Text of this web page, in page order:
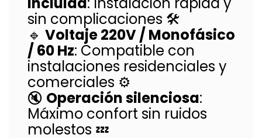
sin complicaciones 🛠️
🔹 Voltaje 220V / Monofásico
/ 60 Hz: Compatible con
instalaciones residenciales y
comerciales ⚙️
🔇 Operación silenciosa:
Máximo confort sin ruidos
molestos 💤